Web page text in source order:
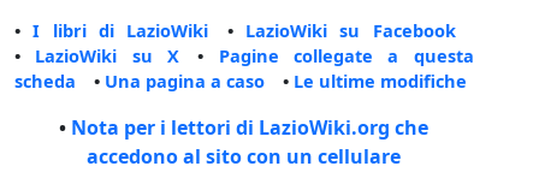
•I libri di LazioWiki • LazioWiki su Facebook
• LazioWiki su X • Pagine collegate a questa
scheda • Una pagina a caso • Le ultime modifiche
• Nota per i lettori di LazioWiki.org che
accedono al sito con un cellulare